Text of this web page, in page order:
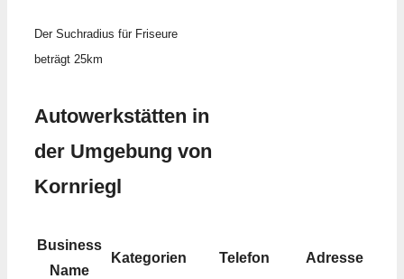
Der Suchradius für Friseure
beträgt 25km
Autowerkstätten in
der Umgebung von
Kornriegl
Business
Name
Kategorien Telefon Adresse